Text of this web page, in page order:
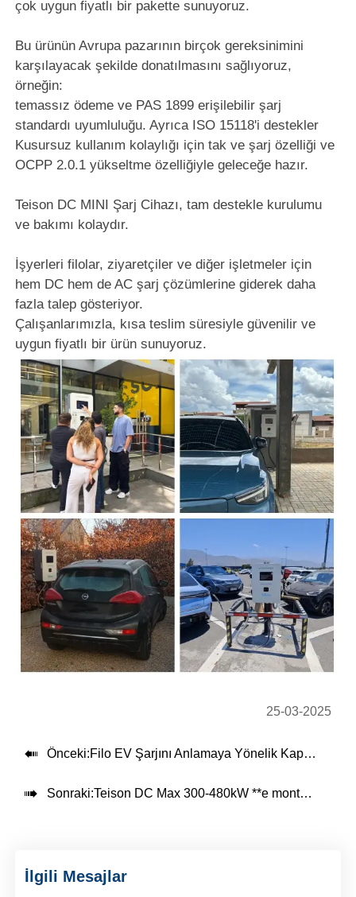
çok uygun fiyatlı bir pakette sunuyoruz.
Bu ürünün Avrupa pazarının birçok gereksinimini
karşılayacak şekilde donatılmasını sağlıyoruz,
örneğin:
temassız ödeme ve PAS 1899 erişilebilir şarj
standardı uyumluluğu. Ayrıca ISO 15118'i destekler
Kusursuz kullanım kolaylığı için tak ve şarj özelliği ve
OCPP 2.0.1 yükseltme özelliğiyle geleceğe hazır.
Teison DC MINI Şarj Cihazı, tam destekle kurulumu
ve bakımı kolaydır.
İşyerleri filolar, ziyaretçiler ve diğer işletmeler için
hem DC hem de AC şarj çözümlerine giderek daha
fazla talep gösteriyor.
Çalışanlarımızla, kısa teslim süresiyle güvenilir ve
uygun fiyatlı bir ürün sunuyoruz.
25-03-2025
 Önceki:Filo EV Şarjını Anlamaya Yönelik Kapsamlı Bir Genel Bakış
 Sonraki:Teison DC Max 300-480kW **e monte ev tipi şarj cihazı
İlgili Mesajlar